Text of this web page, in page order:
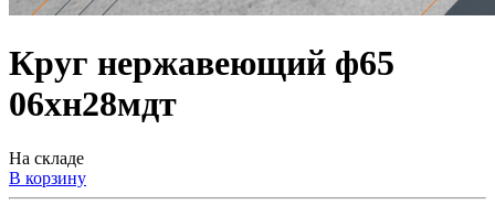
Круг нержавеющий ф65
06хн28мдт
На складе
В корзину